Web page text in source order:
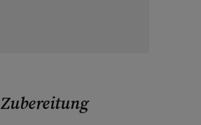
Zubereitung